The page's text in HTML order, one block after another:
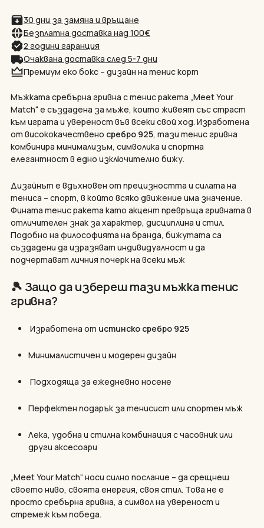
30 дни за замяна и връщане
Безплатна доставка над 100€
2 години гаранция
Очаквана доставка след 5-7 дни
Премиум еко бокс – дизайн на тенис корт
Мъжката сребърна гривна с тенис ракета „Meet Your
Match“ е създадена за мъже, които живеят със страст
към играта и увереност във всеки свой ход. Изработена
от висококачествено сребро 925, тази тенис гривна
комбинира минимализъм, символика и спортна
елегантност в едно изключително бижу.
Дизайнът е вдъхновен от прецизността и силата на
тениса – спорт, в който всяко движение има значение.
Фината тенис ракета като акцент превръща гривната в
отличителен знак за характер, дисциплина и стил.
Подобно на философията на бранда, бижутата са
създадени да изразяват индивидуалност и да
подчертават личния почерк на всеки мъж
🎾 Защо да избереш тази мъжка тенис
гривна?
Изработена от истинско сребро 925
Минималистичен и модерен дизайн
Подходяща за ежедневно носене
Перфектен подарък за тенисист или спортен мъж
Лека, удобна и стилна комбинация с часовник или
други аксесоари
„Meet Your Match“ носи силно послание – да срещнеш
своето ниво, своята енергия, своя стил. Това не е
просто сребърна гривна, а символ на увереност и
стремеж към победа.